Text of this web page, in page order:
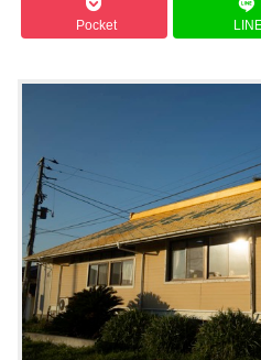
Pocket